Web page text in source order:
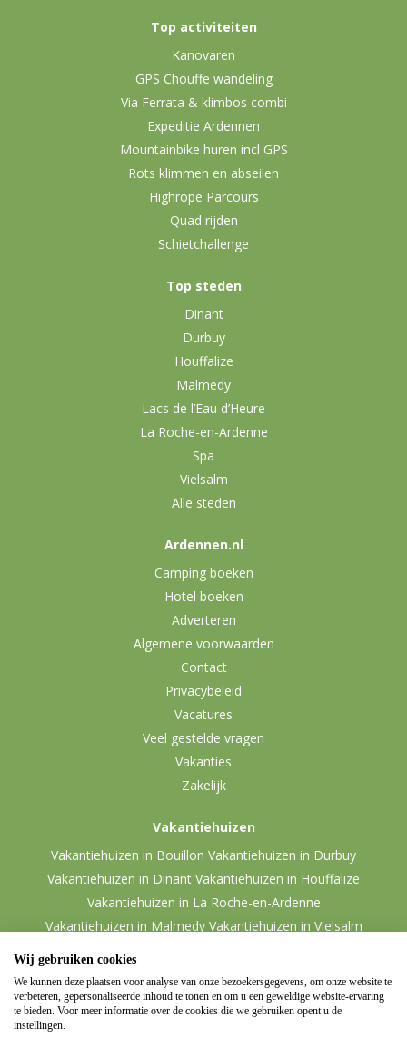
Top activiteiten
Kanovaren
GPS Chouffe wandeling
Via Ferrata & klimbos combi
Expeditie Ardennen
Mountainbike huren incl GPS
Rots klimmen en abseilen
Highrope Parcours
Quad rijden
Schietchallenge
Top steden
Dinant
Durbuy
Houffalize
Malmedy
Lacs de l’Eau d’Heure
La Roche-en-Ardenne
Spa
Vielsalm
Alle steden
Ardennen.nl
Camping boeken
Hotel boeken
Adverteren
Algemene voorwaarden
Contact
Privacybeleid
Vacatures
Veel gestelde vragen
Vakanties
Zakelijk
Vakantiehuizen
Vakantiehuizen in Bouillon Vakantiehuizen in Durbuy
Vakantiehuizen in Dinant Vakantiehuizen in Houffalize
Vakantiehuizen in La Roche-en-Ardenne
Vakantiehuizen in Malmedy Vakantiehuizen in Vielsalm
Wij gebruiken cookies
We kunnen deze plaatsen voor analyse van onze bezoekersgegevens, om onze website te
verbeteren, gepersonaliseerde inhoud te tonen en om u een geweldige website-ervaring
te bieden. Voor meer informatie over de cookies die we gebruiken opent u de
instellingen.